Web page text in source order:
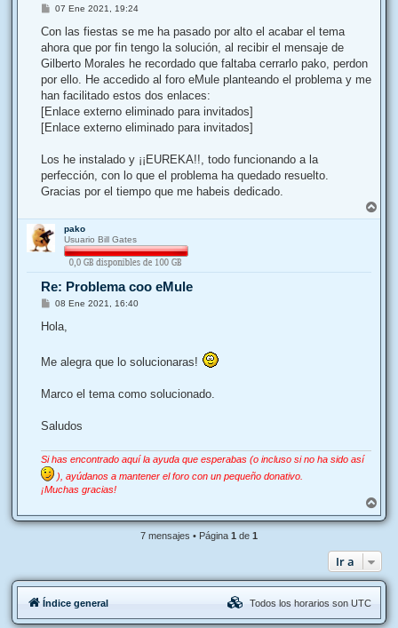
M
n
a
j
07 Ene 2021, 19:24
Con las fiestas se me ha pasado por alto el acabar el tema
ahora que por fin tengo la solución, al recibir el mensaje de
Gilberto Morales he recordado que faltaba cerrarlo pako, perdon
por ello. He accedido al foro eMule planteando el problema y me
han facilitado estos dos enlaces:
[Enlace externo eliminado para invitados]
[Enlace externo eliminado para invitados]
Los he instalado y ¡¡EUREKA!!, todo funcionando a la
perfección, con lo que el problema ha quedado resuelto.
Gracias por el tiempo que me habeis dedicado.
r
pako
Usuario Bill Gates
Re: Problema coo eMule
M
n
e
08 Ene 2021, 16:40
Hola,
Me alegra que lo solucionaras!
Marco el tema como solucionado.
Saludos
Si has encontrado aquí la ayuda que esperabas (o incluso si no ha sido así
), ayúdanos a mantener el foro con un pequeño donativo.
¡Muchas gracias!
r
r
b
7 mensajes • Página 1 de 1
Ir a
Índice general Todos los horarios son UTC